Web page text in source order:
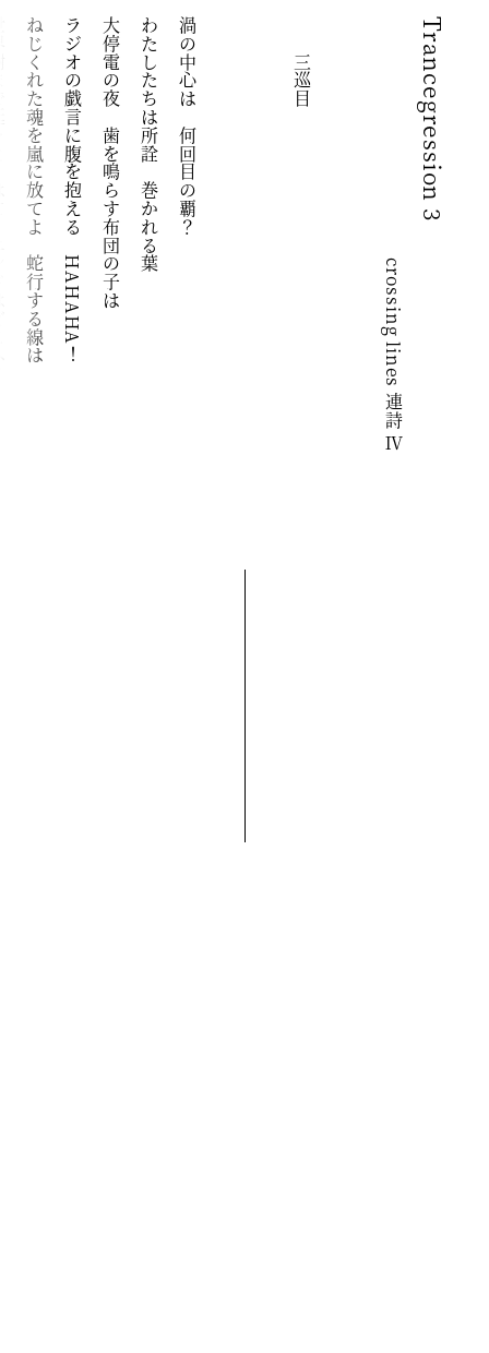
Trancegression 3
crossing lines 連詩 Ⅳ
三巡目
渦の中心は　何回目の覇？
わたしたちは所詮　巻かれる葉
大停電の夜　歯を鳴らす布団の子は
ラジオの戯言に腹を抱える　HAHAHA！
ねじくれた魂を嵐に放てよ　蛇行する線は